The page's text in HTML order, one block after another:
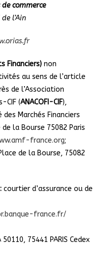
commerce
l’Ain
Financiers) non
au sens de l’article
de l’Association
CIF (ANACOFI-CIF),
Marchés Financiers
de la Bourse 75082 Paris
france.org;
de la Bourse, 75082
courtier d’assurance ou de
france.fr/
75441 PARIS Cedex